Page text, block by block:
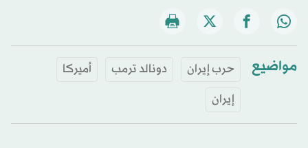
مواضيع حرب إيران دونالد ترمب
أميركا
إيران